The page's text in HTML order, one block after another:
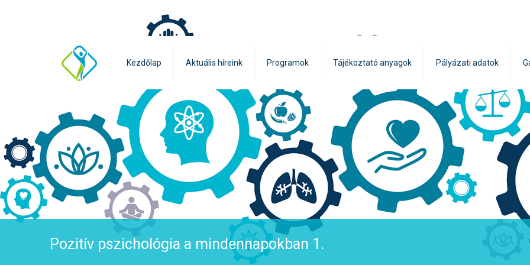
Kezdőlap Aktuális híreink Programok Tájékoztató anyagok Pályázati adatok
Pozitív pszichológia a mindennapokban 1.